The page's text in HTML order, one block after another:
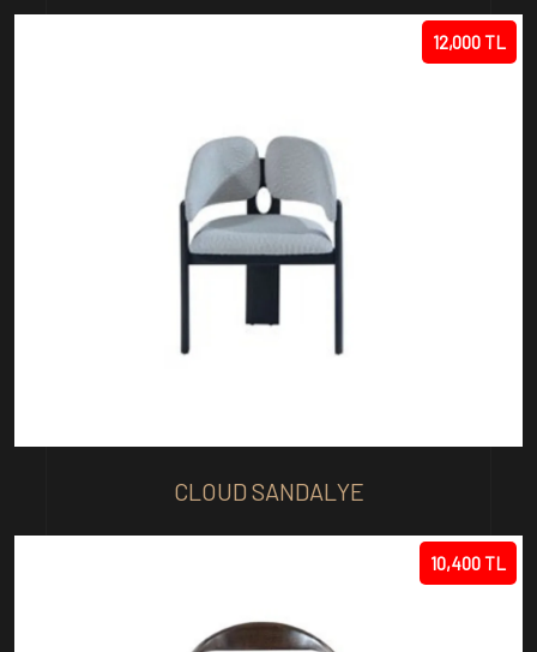
12,000 TL
CLOUD SANDALYE
10,400 TL